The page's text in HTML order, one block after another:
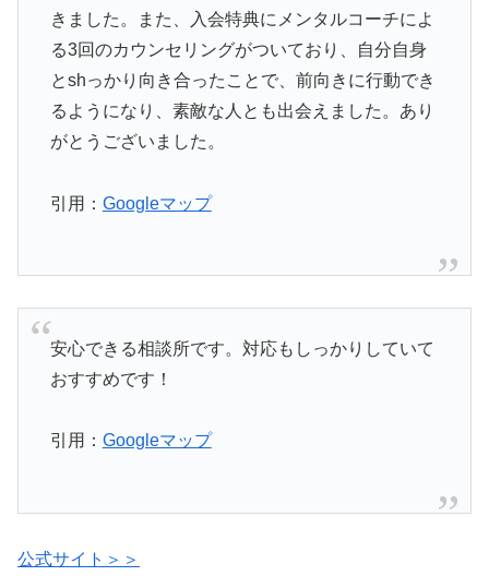
きました。また、入会特典にメンタルコーチによ
る3回のカウンセリングがついており、自分自身
とshっかり向き合ったことで、前向きに行動でき
るようになり、素敵な人とも出会えました。あり
がとうございました。
引用： Googleマップ
安心できる相談所です。対応もしっかりしていて
おすすめです！
引用： Googleマップ
公式サイト＞＞